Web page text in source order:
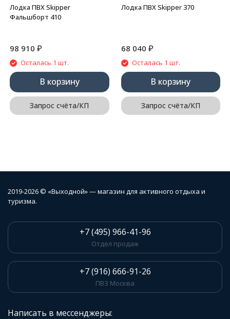
Лодка ПВХ Skipper
Фальшборт 410
98 910 ₽
Осталась 1 шт.
В корзину
Запрос счёта/КП
Лодка ПВХ Skipper 370
68 040 ₽
Осталась 1 шт.
В корзину
Запрос счёта/КП
2019-2026 © «Выходной» — магазин для активного отдыха и
туризма.
+7 (495) 966-41-96
Отдел продаж
+7 (916) 666-91-26
ПВЗ Москва
Написать в мессенджеры: